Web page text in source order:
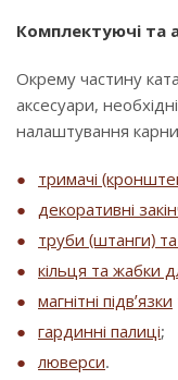
Комплектуючі та
Окрему частину
аксесуари,
налаштування
тримачі
декоративні
труби (штанги) та
кільця та жабки
магнітні підв’язки
гардинні палиці;
люверси.